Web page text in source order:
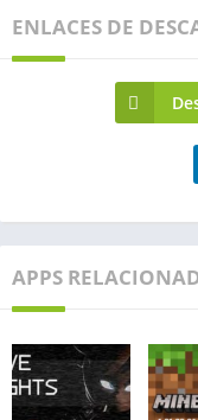
ENLACES DE
APPS